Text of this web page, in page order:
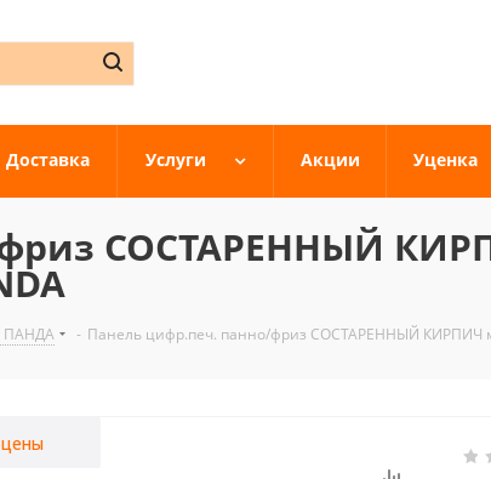
Доставка Услуги Акции Уценка
СОСТАРЕННЫЙ
ПАНДА - Панель цифр.печ. панно/фриз СОСТАРЕННЫЙ КИРПИЧ